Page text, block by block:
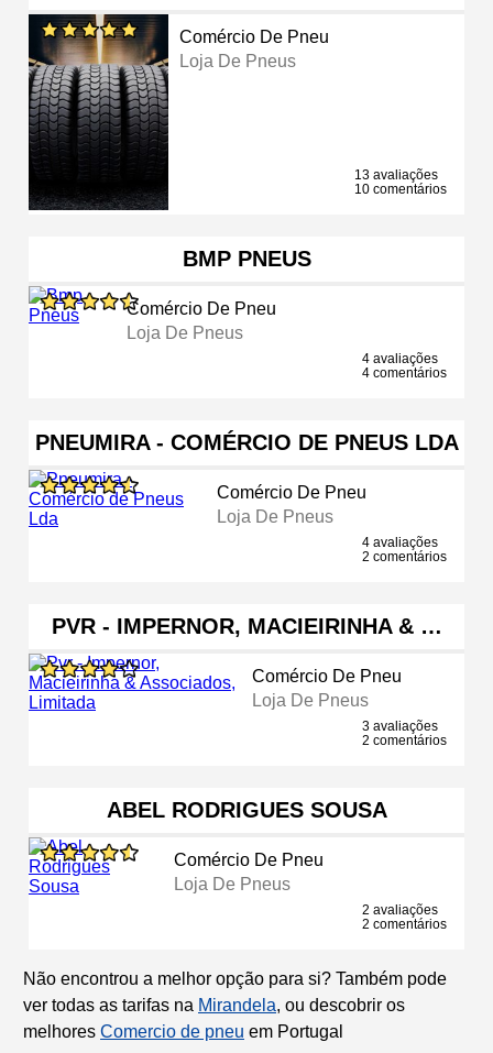
Comércio De Pneu
Loja De Pneus
13 avaliações
10 comentários
BMP PNEUS
Comércio De Pneu
Loja De Pneus
4 avaliações
4 comentários
PNEUMIRA - COMÉRCIO DE PNEUS LDA
Comércio De Pneu
Loja De Pneus
4 avaliações
2 comentários
PVR - IMPERNOR, MACIEIRINHA & …
Comércio De Pneu
Loja De Pneus
3 avaliações
2 comentários
ABEL RODRIGUES SOUSA
Comércio De Pneu
Loja De Pneus
2 avaliações
2 comentários
Não encontrou a melhor opção para si? Também pode
ver todas as tarifas na Mirandela, ou descobrir os
melhores Comercio de pneu em Portugal